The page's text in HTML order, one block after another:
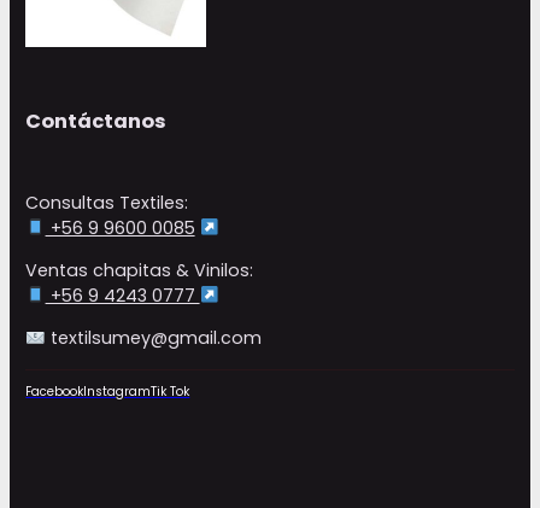
Contáctanos
Consultas Textiles:
+56 9 9600 0085
Ventas chapitas & Vinilos:
+56 9 4243 0777
textilsumey@gmail.com
FacebookInstagramTik Tok